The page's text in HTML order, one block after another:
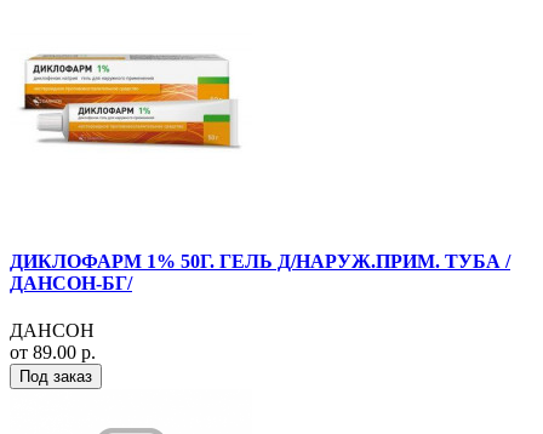
ДИКЛОФАРМ 1% 50Г. ГЕЛЬ Д/НАРУЖ.ПРИМ. ТУБА /
ДАНСОН-БГ/
ДАНСОН
от 89.00 р.
Под заказ